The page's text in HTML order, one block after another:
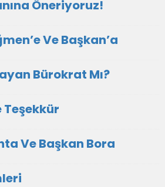
Öneriyoruz!
Ve Başkan’a
Bürokrat Mı?
Teşekkür
Ve Başkan Bora